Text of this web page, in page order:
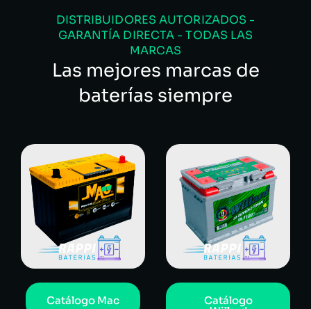
DISTRIBUIDORES AUTORIZADOS -
GARANTÍA DIRECTA - TODAS LAS
MARCAS
Las mejores marcas de
baterías siempre
Catálogo Mac Catálogo